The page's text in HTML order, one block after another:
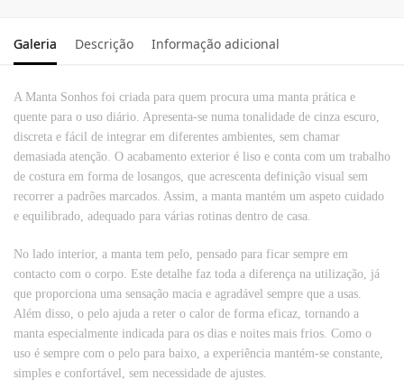
Galeria Descrição Informação adicional
A Manta Sonhos foi criada para quem procura uma manta prática e
quente para o uso diário. Apresenta-se numa tonalidade de cinza escuro,
discreta e fácil de integrar em diferentes ambientes, sem chamar
demasiada atenção. O acabamento exterior é liso e conta com um trabalho
de costura em forma de losangos, que acrescenta definição visual sem
recorrer a padrões marcados. Assim, a manta mantém um aspeto cuidado
e equilibrado, adequado para várias rotinas dentro de casa.
No lado interior, a manta tem pelo, pensado para ficar sempre em
contacto com o corpo. Este detalhe faz toda a diferença na utilização, já
que proporciona uma sensação macia e agradável sempre que a usas.
Além disso, o pelo ajuda a reter o calor de forma eficaz, tornando a
manta especialmente indicada para os dias e noites mais frios. Como o
uso é sempre com o pelo para baixo, a experiência mantém-se constante,
simples e confortável, sem necessidade de ajustes.